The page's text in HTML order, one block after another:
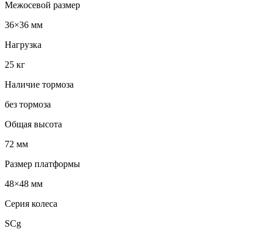
Межосевой размер
36×36 мм
Нагрузка
25 кг
Наличие тормоза
без тормоза
Общая высота
72 мм
Размер платформы
48×48 мм
Серия колеса
SCg